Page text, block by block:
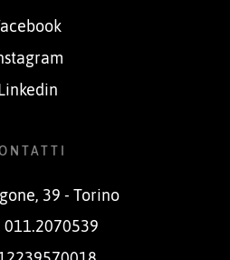
39 - Torino
011.2070539